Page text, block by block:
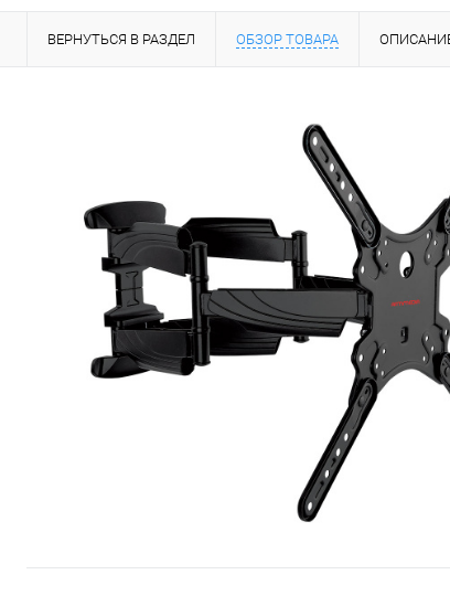
ВЕРНУТЬСЯ В РАЗДЕЛ ОБЗОР ТОВАРА